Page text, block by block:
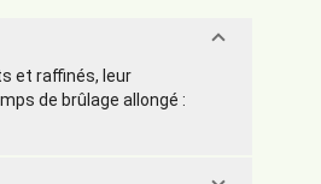
et raffinés, leur
de brûlage allongé :